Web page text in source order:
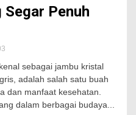
Segar Penuh
sebagai jambu kristal
adalah salah satu buah
dan manfaat kesehatan.
dalam berbagai budaya...